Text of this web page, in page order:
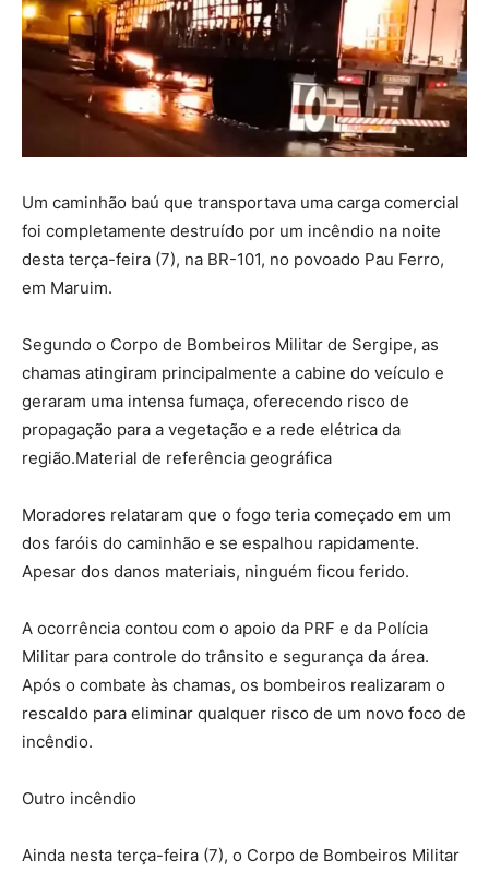
Um caminhão baú que transportava uma carga comercial
foi completamente destruído por um incêndio na noite
desta terça-feira (7), na BR-101, no povoado Pau Ferro,
em Maruim.
Segundo o Corpo de Bombeiros Militar de Sergipe, as
chamas atingiram principalmente a cabine do veículo e
geraram uma intensa fumaça, oferecendo risco de
propagação para a vegetação e a rede elétrica da
região.Material de referência geográfica
Moradores relataram que o fogo teria começado em um
dos faróis do caminhão e se espalhou rapidamente.
Apesar dos danos materiais, ninguém ficou ferido.
A ocorrência contou com o apoio da PRF e da Polícia
Militar para controle do trânsito e segurança da área.
Após o combate às chamas, os bombeiros realizaram o
rescaldo para eliminar qualquer risco de um novo foco de
incêndio.
Outro incêndio
Ainda nesta terça-feira (7), o Corpo de Bombeiros Militar